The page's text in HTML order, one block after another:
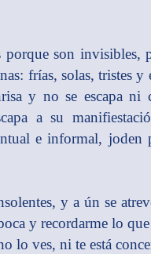
porque son invisibles,
frías, solas, tristes
y no se escapa ni
a su
e informal, joden
y a ún se
y recordarme lo
lo ves, ni te está